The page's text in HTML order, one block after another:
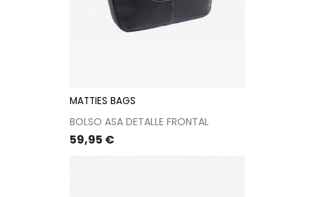
MATTIES BAGS
BOLSO ASA DETALLE FRONTAL
Precio
59,95 €